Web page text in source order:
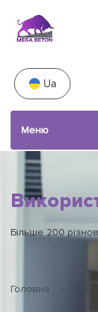
Ua
Меню
Більше 200
Головна